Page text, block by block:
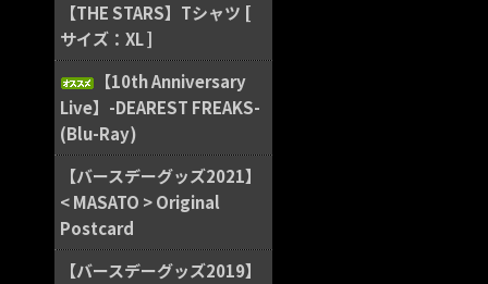
【THE STARS】Tシャツ [
サイズ：XL ]
【10th Anniversary
Live】-DEAREST FREAKS-
(Blu-Ray)
【バースデーグッズ2021】
< MASATO > Original
Postcard
【バースデーグッズ2019】